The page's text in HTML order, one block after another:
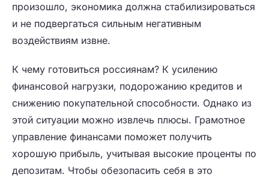
произошло, экономика должна стабилизироваться
и не подвергаться сильным негативным
воздействиям извне.
К чему готовиться россиянам? К усилению
финансовой нагрузки, подорожанию кредитов и
снижению покупательной способности. Однако из
этой ситуации можно извлечь плюсы. Грамотное
управление финансами поможет получить
хорошую прибыль, учитывая высокие проценты по
депозитам. Чтобы обезопасить себя в это